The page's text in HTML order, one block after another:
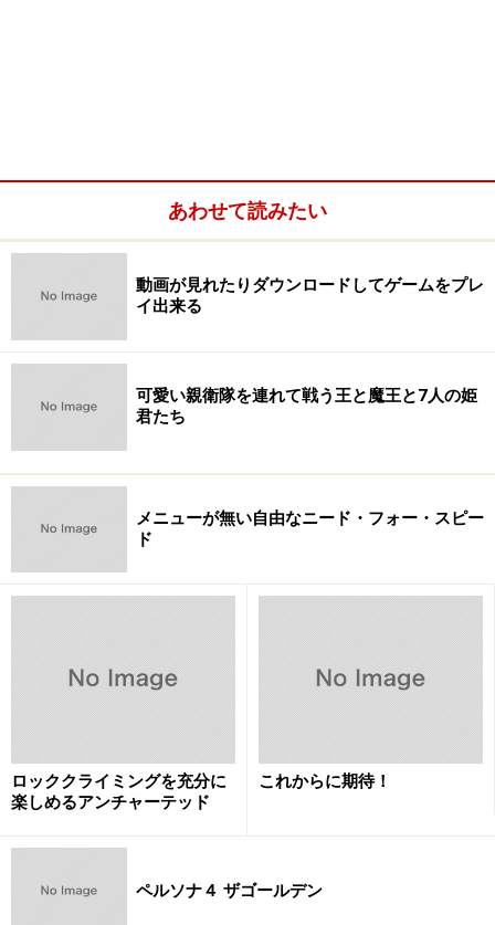
あわせて読みたい
動画が見れたりダウンロードしてゲームをプレ
イ出来る
可愛い親衛隊を連れて戦う王と魔王と7人の姫
君たち
メニューが無い自由なニード・フォー・スピー
ド
ロッククライミングを充分に
楽しめるアンチャーテッド
これからに期待！
ペルソナ４ ザゴールデン